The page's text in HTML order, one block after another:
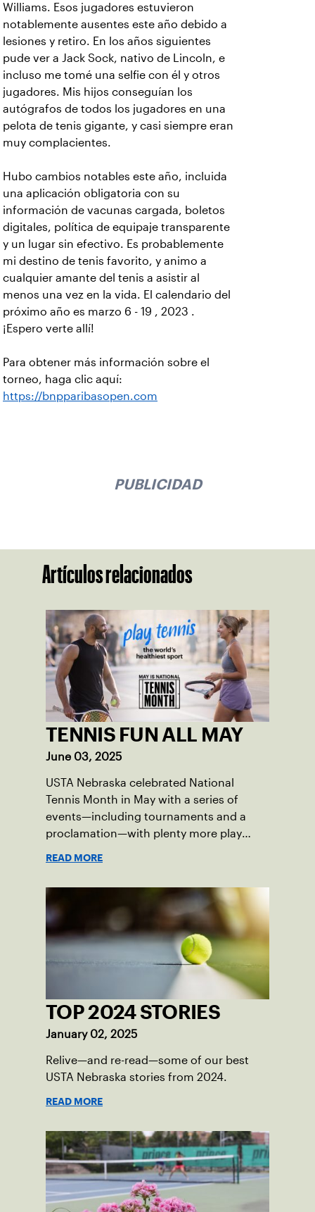
Williams. Esos jugadores estuvieron
notablemente ausentes este año debido a
lesiones y retiro. En los años siguientes
pude ver a Jack Sock, nativo de Lincoln, e
incluso me tomé una selfie con él y otros
jugadores. Mis hijos conseguían los
autógrafos de todos los jugadores en una
pelota de tenis gigante, y casi siempre eran
muy complacientes.
Hubo cambios notables este año, incluida
una aplicación obligatoria con su
información de vacunas cargada, boletos
digitales, política de equipaje transparente
y un lugar sin efectivo. Es probablemente
mi destino de tenis favorito, y animo a
cualquier amante del tenis a asistir al
menos una vez en la vida. El calendario del
próximo año es marzo 6 - 19 , 2023 .
¡Espero verte allí!
Para obtener más información sobre el
torneo, haga clic aquí:
https://bnpparibasopen.com
PUBLICIDAD
Artículos relacionados
TENNIS FUN ALL MAY
June 03, 2025
USTA Nebraska celebrated National
Tennis Month in May with a series of
events—including tournaments and a
proclamation—with plenty more play
READ MORE
TOP 2024 STORIES
January 02, 2025
Relive—and re-read—some of our best
USTA Nebraska stories from 2024.
READ MORE